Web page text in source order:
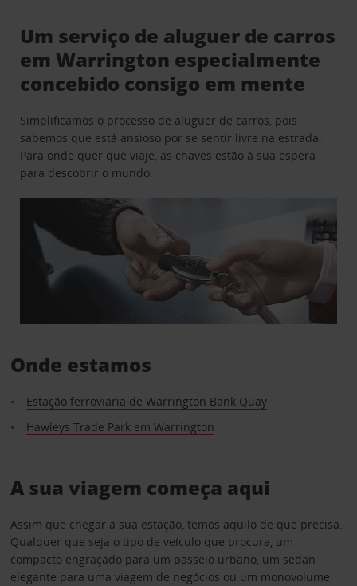
Um serviço de aluguer de carros
em Warrington especialmente
concebido consigo em mente
Simplificamos o processo de aluguer de carros, pois
sabemos que está ansioso por se sentir livre na estrada.
Para onde quer que viaje, as chaves estão à sua espera
para descobrir o mundo.
Onde estamos
Estação ferroviária de Warrington Bank Quay
Hawleys Trade Park em Warrington
A sua viagem começa aqui
Assim que chegar à sua estação, temos aquilo de que precisa.
Qualquer que seja o tipo de veículo que procura, um
compacto engraçado para um passeio urbano, um sedan
elegante para uma viagem de negócios ou um monovolume